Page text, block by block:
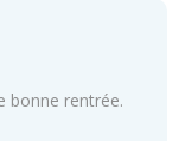
bonne rentrée.